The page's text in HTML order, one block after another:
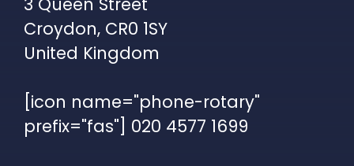
Croydon, CR0 1SY
United Kingdom
[icon name="phone-rotary"
prefix="fas"] 020 4577 1699